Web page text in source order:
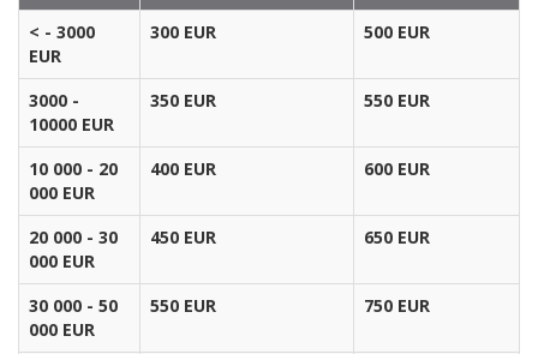
< - 3000
EUR
300 EUR 500 EUR
3000 -
10000 EUR
350 EUR 550 EUR
10 000 - 20
000 EUR
400 EUR 600 EUR
20 000 - 30
000 EUR
450 EUR 650 EUR
30 000 - 50
000 EUR
550 EUR 750 EUR